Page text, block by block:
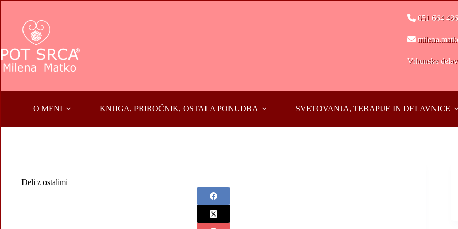
content
051 664 486
Vrhunske
O MENI KNJIGA, PRIROČNIK, OSTALA PONUDBA SVETOVANJA, TERAPIJE IN DELAVNICE
Deli z ostalimi